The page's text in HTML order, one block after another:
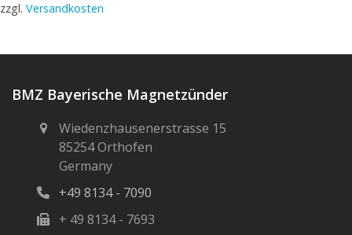
zzgl. Versandkosten
BMZ Bayerische Magnetzünder
Wiedenzhausenerstrasse 15
85254 Orthofen
Germany
+49 8134 - 7090
+ 49 8134 - 7693